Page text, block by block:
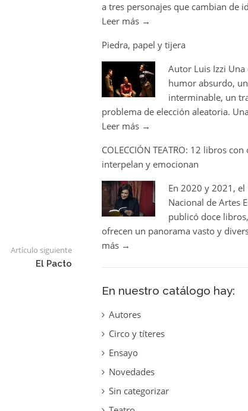
Artículo siguiente
El Pacto
a tres personajes que cambian de
Leer más →
Piedra, papel y tijera
Autor Luis Izzi Una
humor absurdo,
interminable, un
problema de elección aleatoria.
Leer más →
COLECCIÓN TEATRO: 12 libros
interpelan y emocionan
En 2020 y 2021,
Nacional de Artes
publicó doce
ofrecen un panorama vasto y
más →
En nuestro catálogo hay:
Autores
Circo y títeres
Ensayo
Novedades
Sin categorizar